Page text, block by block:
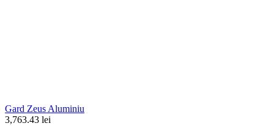
Gard Zeus Aluminiu
3,763.43 lei